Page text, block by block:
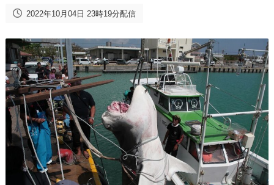
2022年10月04日 23時19分配信